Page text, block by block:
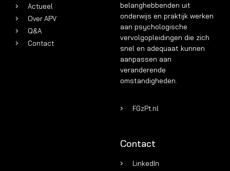
Actueel
Over APV
Q&A
Contact
belanghebbenden uit
onderwijs en praktijk werken
aan psychologische
vervolgopleidingen die zich
snel en adequaat kunnen
aanpassen aan
veranderende
omstandigheden.
FGzPt.nl
Contact
LinkedIn